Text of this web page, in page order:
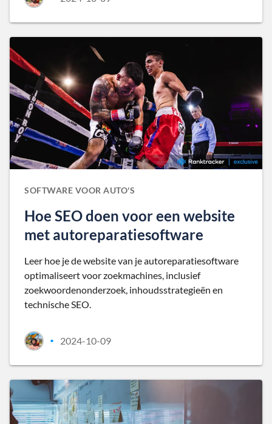
SOFTWARE VOOR AUTO'S
Hoe SEO doen voor een website
met autoreparatiesoftware
Leer hoe je de website van je autoreparatiesoftware
optimaliseert voor zoekmachines, inclusief
zoekwoordenonderzoek, inhoudsstrategieën en
technische SEO.
• 2024-10-09